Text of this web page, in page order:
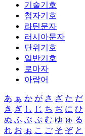
기술기호
첨자기호
라틴문자
러시아문자
단위기호
일반기호
로마자
아랍어
あ ぁ か が さ ざ た だ
き ぎ し じ ち ぢ に ひ
ぬ ふ ぶ ぷ む ゆ ゅ る
れ お ぉ こ ご そ ぞ と